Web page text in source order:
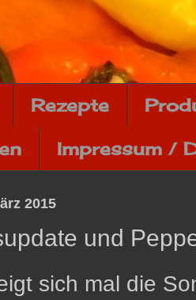
Rezepte
Impressum /
2015
und
sich mal die